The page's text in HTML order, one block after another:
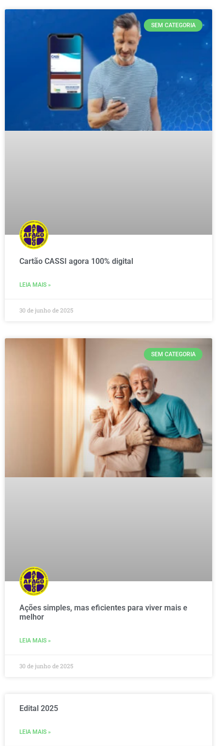
SEM CATEGORIA
Cartão CASSI agora 100% digital
LEIA MAIS »
30 de junho de 2025
SEM CATEGORIA
Ações simples, mas eficientes para viver mais e
melhor
LEIA MAIS »
30 de junho de 2025
Edital 2025
LEIA MAIS »